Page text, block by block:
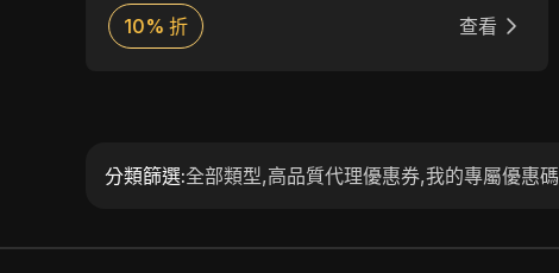
SOCKS5 協定，提供靈活性，並易於與各種工具
和應用程式整合。922 S5 Proxy 以其可靠性和廣
10% 折 查看
分類篩選:全部類型,高品質代理優惠券,我的專屬優惠碼